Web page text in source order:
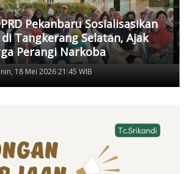
Pekanbaru Sosialisasikan
di Tangkerang Selatan, Ajak
Perangi Narkoba
18 Mei 2026 21:45 WIB